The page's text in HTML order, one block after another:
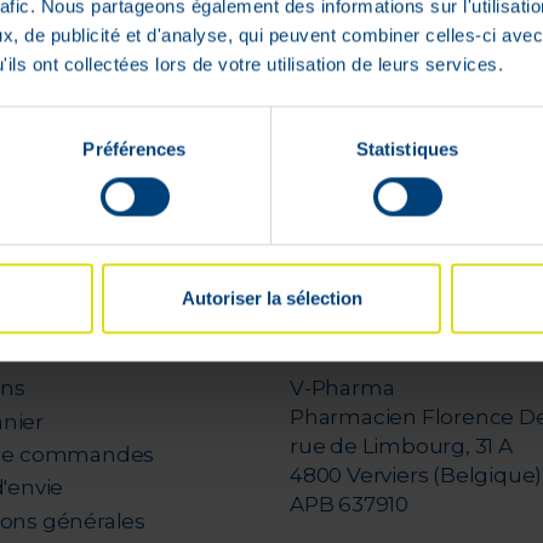
Nous partageons également des informations sur
de publicité et d'analyse, qui peuvent combiner celles-ci
ont collectées lors de votre utilisation de leurs services.
Préférences Statistiques
Autoriser la sélection
1 - 1 sur 1
commandes
générales
VPharma
V-Pharma
Pharmacien Florence
rue de Limbourg, 31 A
4800 Verviers (Belgique)
APB 637910